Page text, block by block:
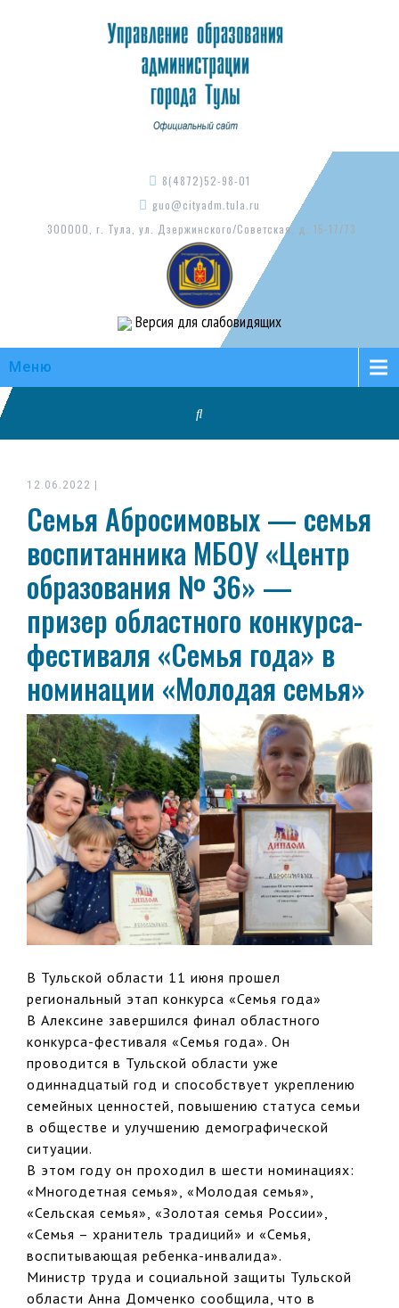
8(4872)52-98-01
guo@cityadm.tula.ru
300000, г. Тула, ул. Дзержинского/Советская, д. 15-17/73
Версия для слабовидящих
Меню
12.06.2022
Семья Абросимовых — семья
воспитанника МБОУ «Центр
образования № 36» —
призер областного конкурса-
фестиваля «Семья года» в
номинации «Молодая семья»
В Тульской области 11 июня прошел
региональный этап конкурса «Семья года»
В Алексине завершился финал областного
конкурса-фестиваля «Семья года». Он
проводится в Тульской области уже
одиннадцатый год и способствует укреплению
семейных ценностей, повышению статуса семьи
в обществе и улучшению демографической
ситуации.
В этом году он проходил в шести номинациях:
«Многодетная семья», «Молодая семья»,
«Сельская семья», «Золотая семья России»,
«Семья – хранитель традиций» и «Семья,
воспитывающая ребенка-инвалида».
Министр труда и социальной защиты Тульской
области Анна Домченко сообщила, что в